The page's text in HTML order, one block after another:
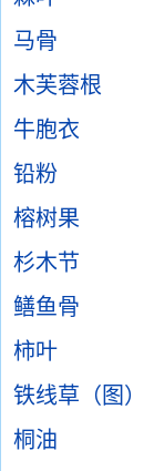
马骨
木芙蓉根
牛胞衣
铅粉
榕树果
杉木节
鳝鱼骨
柿叶
铁线草（图）
桐油